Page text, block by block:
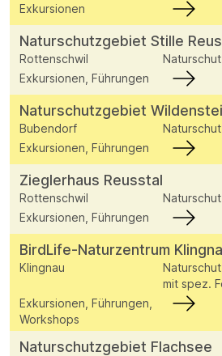
Exkursionen
Naturschutzgebiet Stille
Rottenschwil
Exkursionen, Führungen
Naturschutzgebiet
Bubendorf
Exkursionen, Führungen
Zieglerhaus Reusstal
Rottenschwil
Exkursionen, Führungen
BirdLife-Naturzentrum
Klingnau
mit spez.
Exkursionen, Führungen,
Workshops
Naturschutzgebiet Flachsee